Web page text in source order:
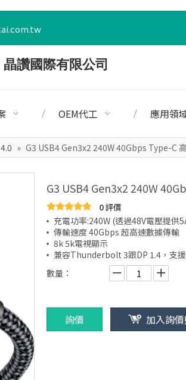
OEM代工 應用領
» G3 USB4 Gen3x2 240W 40Gbps Type-C
G3 USB4 Gen3x2 240W
0 評價
充電功率:240W (透過48V電壓提供
傳輸速度 40Gbps 超高速數據傳輸
8k 5k電視顯示
兼容Thunderbolt 3跟DP 1.4，支
數量：
詢價 加入詢